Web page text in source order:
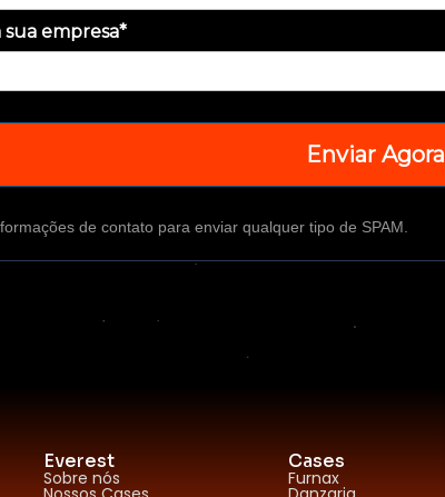
empresa*
Enviar Agora
de contato para enviar qualquer tipo de SPAM.
Everest
Sobre nós
Cases
Furnax